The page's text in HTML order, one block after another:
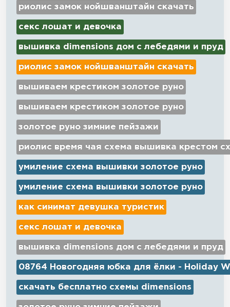
риолис замок нойшванштайн скачать
секс лошат и девочка
вышивка dimensions дом с лебедями и пруд
риолис замок нойшванштайн скачать
вышиваем крестиком золотое руно
вышиваем крестиком золотое руно
золотое руно зимние пейзажи
риолис время чая схема вышивка крестом
умиление схема вышивки золотое руно
умиление схема вышивки золотое руно
как синимат девушка туристик
секс лошат и девочка
вышивка dimensions дом с лебедями и пруд
08764 Новогодняя юбка для ёлки - Holiday
скачать бесплатно схемы dimensions